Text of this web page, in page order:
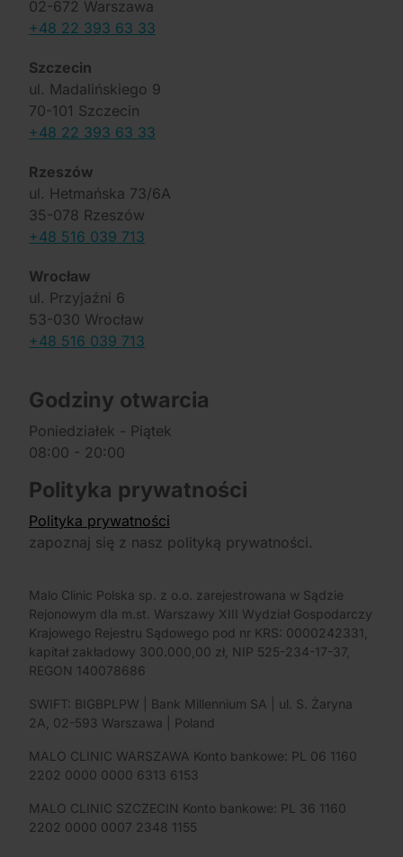
02-672 Warszawa
+48 22 393 63 33
Szczecin
ul. Madalińskiego 9
70-101 Szczecin
+48 22 393 63 33
Rzeszów
ul. Hetmańska 73/6A
35-078 Rzeszów
+48 516 039 713
Wrocław
ul. Przyjaźni 6
53-030 Wrocław
+48 516 039 713
Godziny otwarcia
Poniedziałek - Piątek
08:00 - 20:00
Polityka prywatności
Polityka prywatności
zapoznaj się z nasz polityką prywatności.
Malo Clinic Polska sp. z o.o. zarejestrowana w Sądzie
Rejonowym dla m.st. Warszawy XIII Wydział Gospodarczy
Krajowego Rejestru Sądowego pod nr KRS: 0000242331,
kapitał zakładowy 300.000,00 zł, NIP 525-234-17-37,
REGON 140078686
SWIFT: BIGBPLPW | Bank Millennium SA | ul. S. Żaryna
2A, 02-593 Warszawa | Poland
MALO CLINIC WARSZAWA Konto bankowe: PL 06 1160
2202 0000 0000 6313 6153
MALO CLINIC SZCZECIN Konto bankowe: PL 36 1160
2202 0000 0007 2348 1155